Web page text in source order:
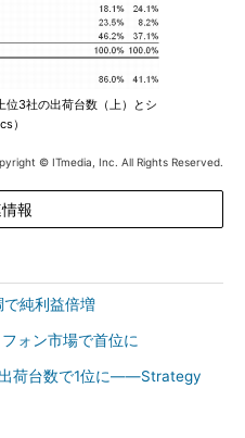
位3社の出荷台数（上）とシ
）
© ITmedia, Inc. All Rights Reserved.
報
純利益倍増
ォン市場で首位に
荷台数で1位に――Strategy